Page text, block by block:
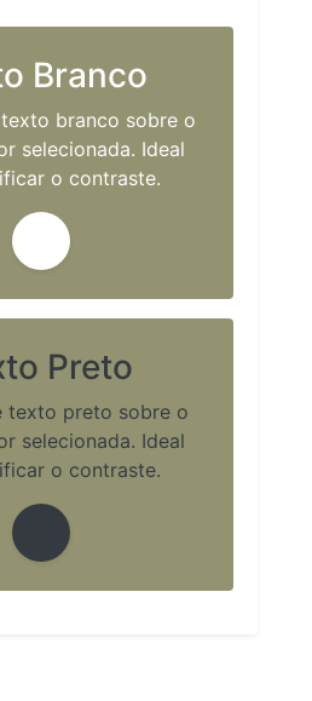
Branco
branco sobre o
selecionada. Ideal
o contraste.
Preto
texto preto sobre o
selecionada. Ideal
o contraste.